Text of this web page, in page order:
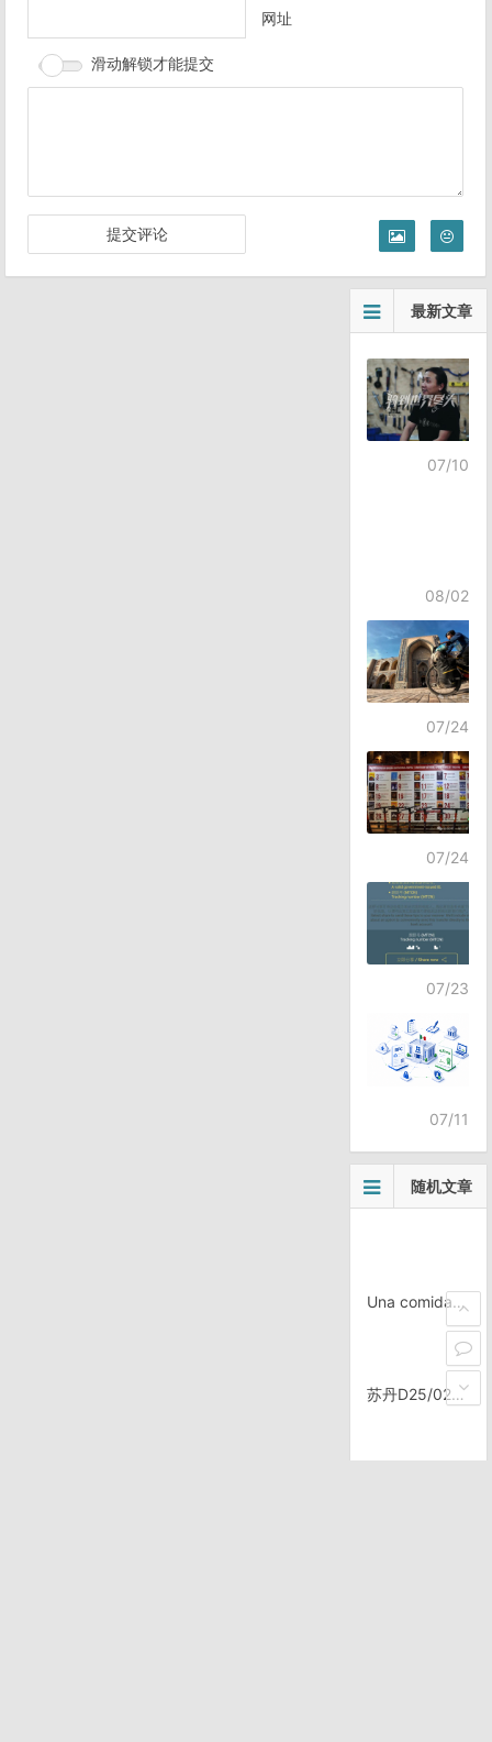
网址
滑动解锁才能提交
最新文章
07/10
08/02
07/24
07/24
07/23
07/11
随机文章
Una comida normal en un pequeño pueblo. 50 pesos.
苏丹D25/0227，Qadarif